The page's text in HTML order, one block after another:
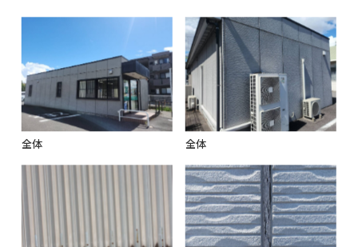
全体 全体